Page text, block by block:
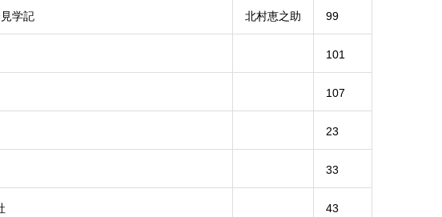
学記 北村恵之助 99
101
107
23
33
43